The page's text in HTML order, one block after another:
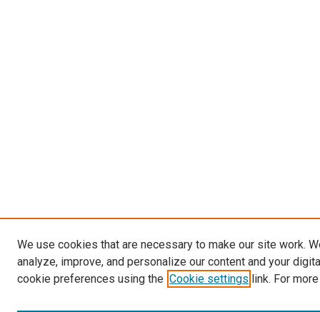
We use cookies that are necessary to make our site work.
analyze, improve, and personalize our content and your
cookie preferences using the Cookie settings link. For